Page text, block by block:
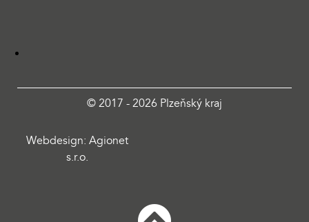
© 2017 - 2026 Plzeňský kraj
Webdesign: Agionet
s.r.o.